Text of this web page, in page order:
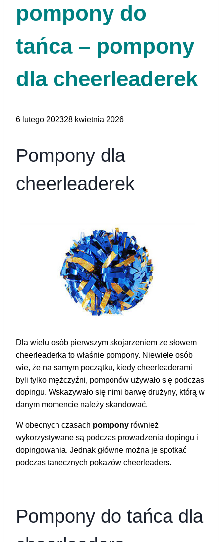
pompony do
tańca – pompony
dla cheerleaderek
6 lutego 202328 kwietnia 2026
Pompony dla
cheerleaderek
Dla wielu osób pierwszym skojarzeniem ze słowem
cheerleaderka to właśnie pompony. Niewiele osób
wie, że na samym początku, kiedy cheerleaderami
byli tylko mężczyźni, pomponów używało się podczas
dopingu. Wskazywało się nimi barwę drużyny, którą w
danym momencie należy skandować.
W obecnych czasach pompony również
wykorzystywane są podczas prowadzenia dopingu i
dopingowania. Jednak główne można je spotkać
podczas tanecznych pokazów cheerleaders.
Pompony do tańca dla